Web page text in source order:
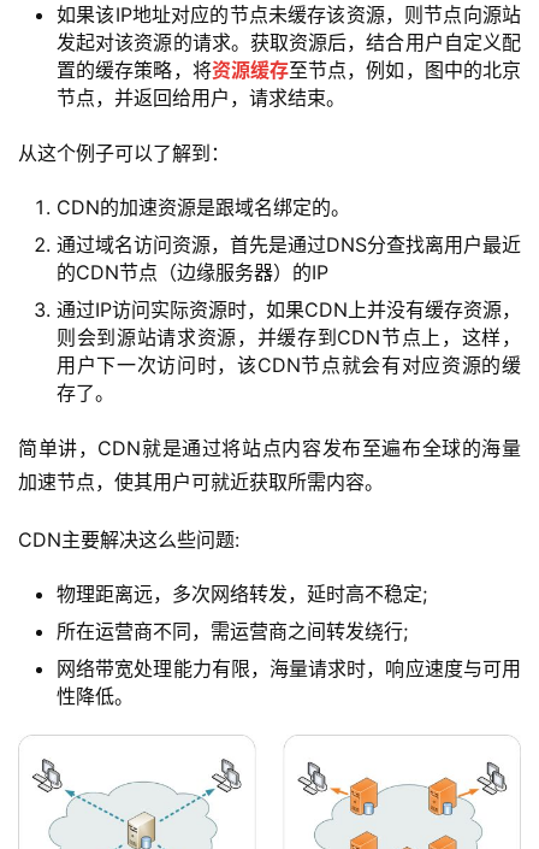
如果该IP地址对应的节点未缓存该资源，则节点向源站
发起对该资源的请求。获取资源后，结合用户自定义配
置的缓存策略，将资源缓存至节点，例如，图中的北京
节点，并返回给用户，请求结束。
从这个例子可以了解到：
CDN的加速资源是跟域名绑定的。
通过域名访问资源，首先是通过DNS分查找离用户最近
的CDN节点（边缘服务器）的IP
通过IP访问实际资源时，如果CDN上并没有缓存资源，
则会到源站请求资源，并缓存到CDN节点上，这样，
用户下一次访问时，该CDN节点就会有对应资源的缓
存了。
简单讲，CDN就是通过将站点内容发布至遍布全球的海量
加速节点，使其用户可就近获取所需内容。
CDN主要解决这么些问题:
物理距离远，多次网络转发，延时高不稳定;
所在运营商不同，需运营商之间转发绕行;
网络带宽处理能力有限，海量请求时，响应速度与可用
性降低。